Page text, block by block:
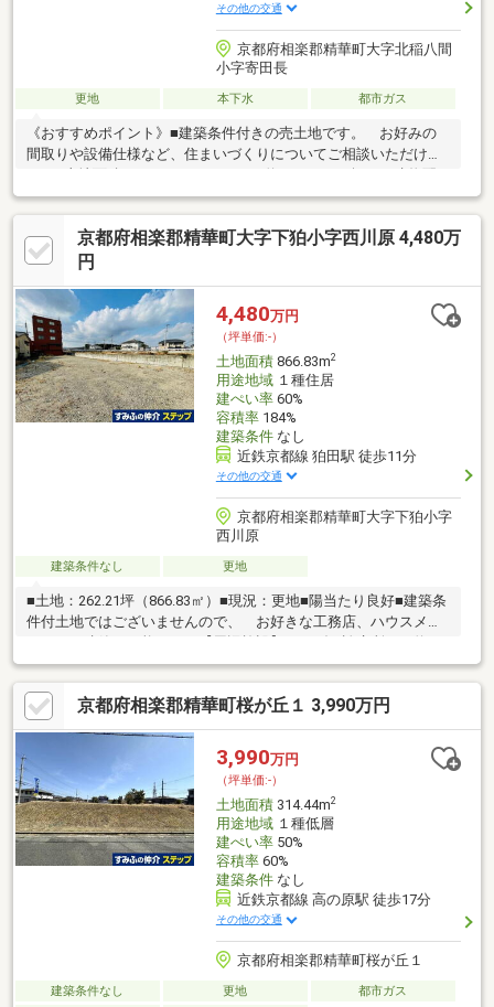
その他の交通
京都府相楽郡精華町大字北稲八間
小字寄田長
更地 本下水 都市ガス
《おすすめポイント》■建築条件付きの売土地です。 お好みの
間取りや設備仕様など、住まいづくりについてご相談いただけま
す。■土地面積：１３２．６７ｍ２（約４０．１３坪） 建物配
置計画に応じたプランニングをご検討いただけます。■前面道路
は約６．３ｍ幅員と駐車の際も安心です。■物件の詳細など、お
気軽にお問い合わせください。■徒歩圏内にコンビニやドラッグ
ストアなどの買い物施設があり便利な住環境です。
京都府相楽郡精華町大字下狛小字西川原 4,480万
円
4,480万円
（坪単価:-）
土地面積866.83m2
用途地域１種住居
建ぺい率60%
容積率184%
建築条件なし
近鉄京都線 狛田駅 徒歩11分
その他の交通
京都府相楽郡精華町大字下狛小字
西川原
建築条件なし 更地
■土地：262.21坪（866.83㎡）■現況：更地■陽当たり良好■建築条
件付土地ではございませんので、 お好きな工務店、ハウスメー
120ｍ・たけうちファミリークリニックまで約400ｍ・精北小学校
まで約600ｍ・こだま保育所まで約510ｍ
京都府相楽郡精華町桜が丘１ 3,990万円
3,990万円
（坪単価:-）
土地面積314.44m2
用途地域１種低層
建ぺい率50%
容積率60%
建築条件なし
近鉄京都線 高の原駅 徒歩17分
その他の交通
京都府相楽郡精華町桜が丘１
建築条件なし 更地
都市ガス